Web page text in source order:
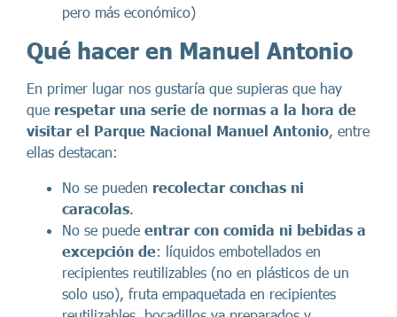
pero más económico)
Qué hacer en Manuel Antonio
En primer lugar nos gustaría que supieras que hay
que respetar una serie de normas a la hora de
visitar el Parque Nacional Manuel Antonio, entre
ellas destacan:
No se pueden recolectar conchas ni
caracolas.
No se puede entrar con comida ni bebidas a
excepción de: líquidos embotellados en
recipientes reutilizables (no en plásticos de un
solo uso), fruta empaquetada en recipientes